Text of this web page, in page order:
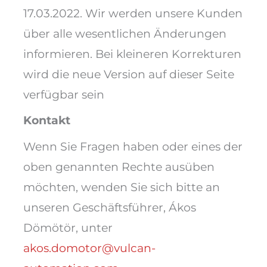
17.03.2022. Wir werden unsere Kunden
über alle wesentlichen Änderungen
informieren. Bei kleineren Korrekturen
wird die neue Version auf dieser Seite
verfügbar sein
Kontakt
Wenn Sie Fragen haben oder eines der
oben genannten Rechte ausüben
möchten, wenden Sie sich bitte an
unseren Geschäftsführer, Ákos
Dömötör, unter
akos.domotor@vulcan-